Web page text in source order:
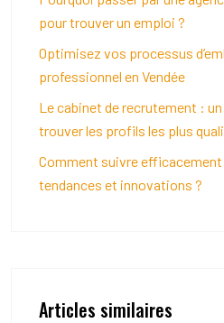
pour trouver un emploi ?
Optimisez vos processus
professionnel en Vendée
Le cabinet de recrutement :
trouver les profils les plus
Comment suivre efficacement
tendances et innovations ?
Articles similaires